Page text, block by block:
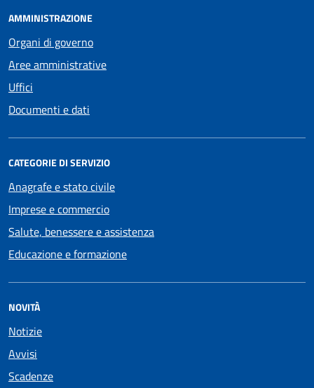
AMMINISTRAZIONE
Organi di governo
Aree amministrative
Uffici
Documenti e dati
CATEGORIE DI SERVIZIO
Anagrafe e stato civile
Imprese e commercio
Salute, benessere e assistenza
Educazione e formazione
NOVITÀ
Notizie
Avvisi
Scadenze